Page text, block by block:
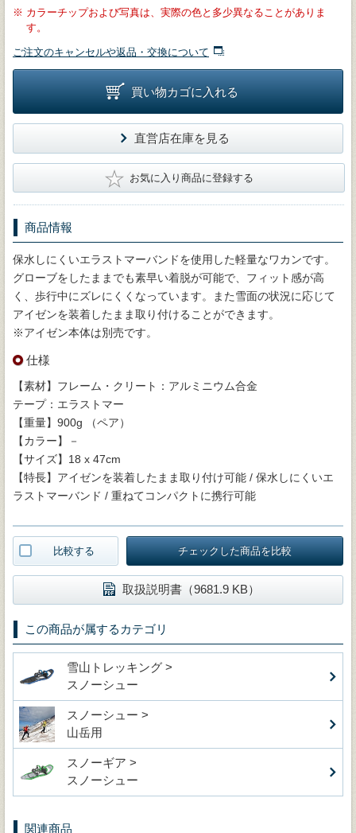
※ カラーチップおよび写真は、実際の色と多少異なることがありま
す。
ご注文のキャンセルや返品・交換について
買い物カゴに入れる
直営店在庫を見る
★ お気に入り商品に登録する
商品情報
保水しにくいエラストマーバンドを使用した軽量なワカンです。
グローブをしたままでも素早い着脱が可能で、フィット感が高
く、歩行中にズレにくくなっています。また雪面の状況に応じて
アイゼンを装着したまま取り付けることができます。
※アイゼン本体は別売です。
仕様
【素材】フレーム・クリート：アルミニウム合金
テープ：エラストマー
【重量】900g （ペア）
【カラー】－
【サイズ】18 x 47cm
【特長】アイゼンを装着したまま取り付け可能 / 保水しにくいエ
ラストマーバンド / 重ねてコンパクトに携行可能
比較する チェックした商品を比較
取扱説明書（9681.9 KB）
この商品が属するカテゴリ
雪山トレッキング >
スノーシュー
スノーシュー >
山岳用
スノーギア >
スノーシュー
関連商品